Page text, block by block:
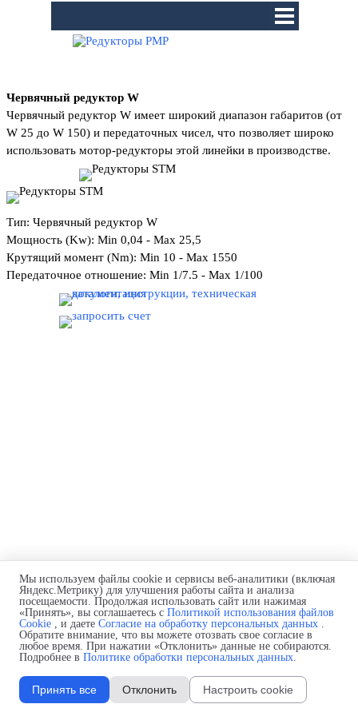
Перейти к контенту
Червячный редуктор W
Червячный редуктор W имеет широкий диапазон габаритов (от
W 25 до W 150) и передаточных чисел, что позволяет широко
использовать мотор-редукторы этой линейки в производстве.
Тип: Червячный редуктор W
Мощность (Kw): Min 0,04 - Max 25,5
Крутящий момент (Nm): Min 10 - Max 1550
Передаточное отношение: Min 1/7.5 - Max 1/100
Мы используем файлы cookie и сервисы веб-аналитики (включая
Яндекс.Метрику) для улучшения работы сайта и анализа
посещаемости. Продолжая использовать сайт или нажимая
«Принять», вы соглашаетесь с Политикой использования файлов
Cookie , и даете Согласие на обработку персональных данных .
Обратите внимание, что вы можете отозвать свое согласие в
любое время. При нажатии «Отклонить» данные не собираются.
Подробнее в Политике обработки персональных данных.
Принять все Отклонить Настроить cookie